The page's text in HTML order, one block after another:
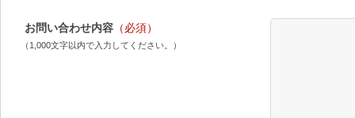
お問い合わせ内容 （必須）
（1,000文字以内で入力してください。）